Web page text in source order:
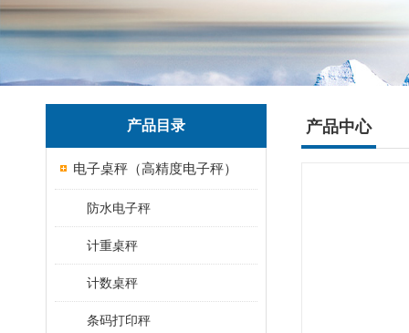
产品目录
电子桌秤（高精度电子秤）
防水电子秤
计重桌秤
计数桌秤
条码打印秤
产品中心